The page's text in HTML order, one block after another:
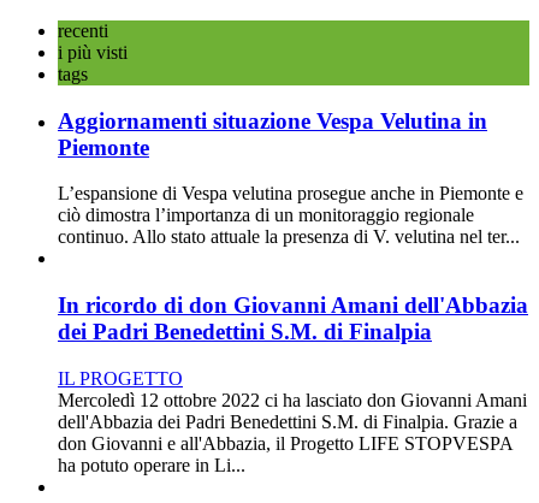
recenti
i più visti
tags
Aggiornamenti situazione Vespa Velutina in
Piemonte
L’espansione di Vespa velutina prosegue anche in Piemonte e
ciò dimostra l’importanza di un monitoraggio regionale
continuo. Allo stato attuale la presenza di V. velutina nel ter...
In ricordo di don Giovanni Amani dell'Abbazia
dei Padri Benedettini S.M. di Finalpia
IL PROGETTO
Mercoledì 12 ottobre 2022 ci ha lasciato don Giovanni Amani
dell'Abbazia dei Padri Benedettini S.M. di Finalpia. Grazie a
don Giovanni e all'Abbazia, il Progetto LIFE STOPVESPA
ha potuto operare in Li...